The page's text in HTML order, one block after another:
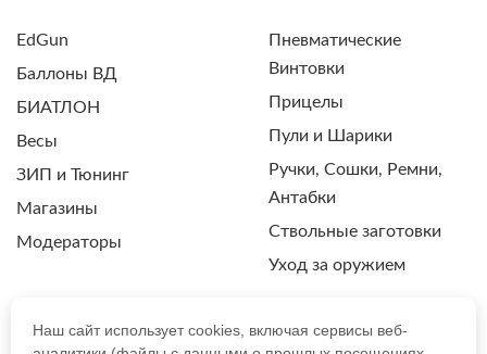
EdGun
Баллоны ВД
БИАТЛОН
Весы
ЗИП и Тюнинг
Магазины
Модераторы
Пневматические
Винтовки
Прицелы
Пули и Шарики
Ручки, Сошки, Ремни,
Антабки
Ствольные заготовки
Уход за оружием
Наш сайт использует cookies, включая сервисы веб-